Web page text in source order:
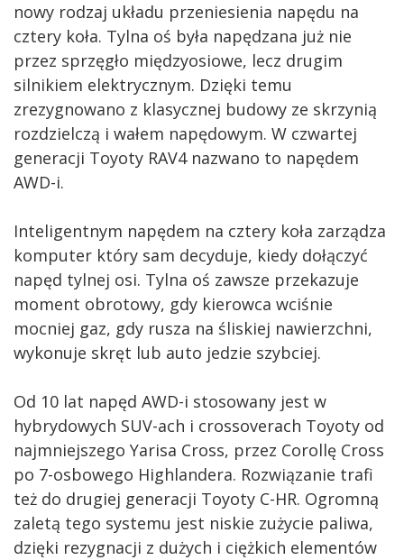
nowy rodzaj układu przeniesienia napędu na
cztery koła. Tylna oś była napędzana już nie
przez sprzęgło międzyosiowe, lecz drugim
silnikiem elektrycznym. Dzięki temu
zrezygnowano z klasycznej budowy ze skrzynią
rozdzielczą i wałem napędowym. W czwartej
generacji Toyoty RAV4 nazwano to napędem
AWD-i.
Inteligentnym napędem na cztery koła zarządza
komputer który sam decyduje, kiedy dołączyć
napęd tylnej osi. Tylna oś zawsze przekazuje
moment obrotowy, gdy kierowca wciśnie
mocniej gaz, gdy rusza na śliskiej nawierzchni,
wykonuje skręt lub auto jedzie szybciej.
Od 10 lat napęd AWD-i stosowany jest w
hybrydowych SUV-ach i crossoverach Toyoty od
najmniejszego Yarisa Cross, przez Corollę Cross
po 7-osbowego Highlandera. Rozwiązanie trafi
też do drugiej generacji Toyoty C-HR. Ogromną
zaletą tego systemu jest niskie zużycie paliwa,
dzięki rezygnacji z dużych i ciężkich elementów